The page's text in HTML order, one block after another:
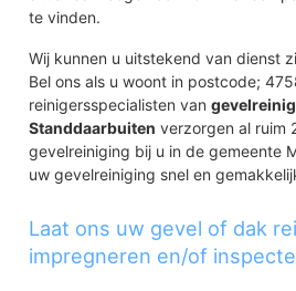
te vinden.
Wij kunnen u uitstekend van dienst
Bel ons als u woont in postcode;
reinigersspecialisten van
Standdaarbuiten verzorgen al ruim
gevelreiniging bij u in de gemeente
uw gevelreiniging snel en
Laat ons uw gevel of dak
impregneren en/of